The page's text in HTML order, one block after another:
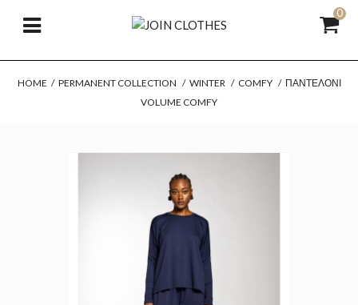
0
HOME / PERMANENT COLLECTION / WINTER / COMFY / ΠΑΝΤΕΛΌΝΙ
VOLUME COMFY